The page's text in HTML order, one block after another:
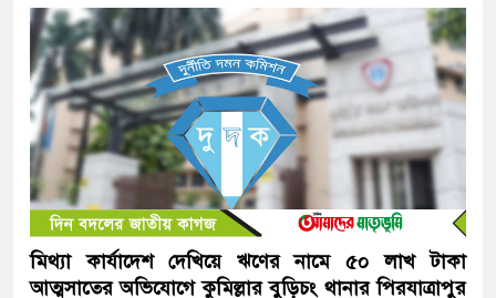
মিথ্যা কার্যাদেশ দেখিয়ে ঋণের নামে ৫০ লাখ টাকা
আত্মসাতের অভিযোগে কুমিল্লার বুড়িচং থানার পিরযাত্রাপুর